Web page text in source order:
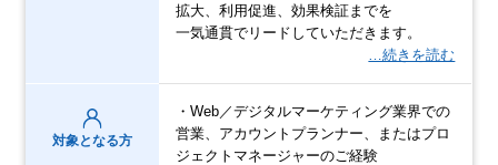
拡大、利用促進、効果検証までを
一気通貫でリードしていただきます。
…続きを読む
対象となる方
・Web／デジタルマーケティング業界での
営業、アカウントプランナー、またはプロ
ジェクトマネージャーのご経験